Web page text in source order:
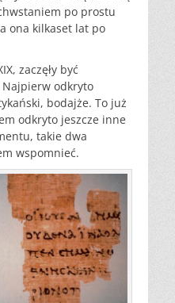
po prostu
ona kilkaset lat po
zaczęły być
odkryto
bodajże. To już
odkryto jeszcze inne
takie dwa
wspomnieć.